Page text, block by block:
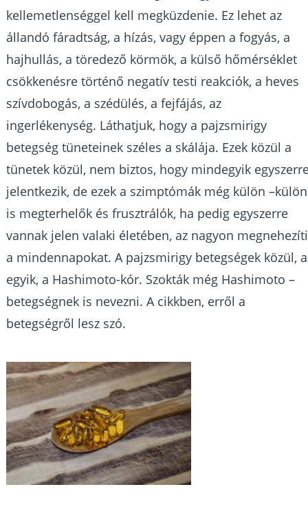
kellemetlenséggel kell megküzdenie. Ez lehet az
állandó fáradtság, a hízás, vagy éppen a fogyás, a
hajhullás, a töredező körmök, a külső hőmérséklet
csökkenésre történő negatív testi reakciók, a heves
szívdobogás, a szédülés, a fejfájás, az
ingerlékenység. Láthatjuk, hogy a pajzsmirigy
betegség tüneteinek széles a skálája. Ezek közül a
tünetek közül, nem biztos, hogy mindegyik
jelentkezik, de ezek a szimptómák még külön –külön
is megterhelők és frusztrálók, ha pedig egyszerre
vannak jelen valaki életében, az nagyon megnehezíti
a mindennapokat. A pajzsmirigy betegségek közül,
egyik, a Hashimoto-kór. Szokták még Hashimoto –
betegségnek is nevezni. A cikkben, erről a
betegségről lesz szó.